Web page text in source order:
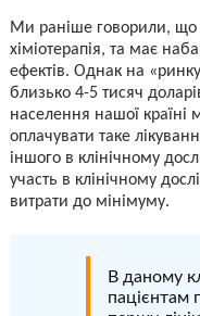
Ми раніше говорили, що
хіміотерапія, та має
ефектів. Однак на
близько 4-5 тисяч
населення нашої країні
оплачувати таке
іншого в клінічному
участь в клінічному
витрати до мінімуму.
В даному
пацієнтам